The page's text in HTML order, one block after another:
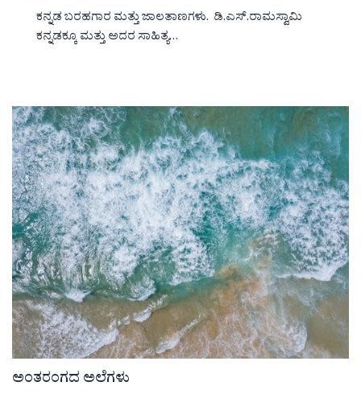
ಕನ್ನಡ ಬರಹಗಾರ ಮತ್ತು ಜಾಲತಾಣಗಳು. ಡಿ.ಎಸ್.ರಾಮಸ್ವಾಮಿ
ಕನ್ನಡಕ್ಕೂ ಮತ್ತು ಅದರ ಸಾಹಿತ್ಯ…
ಅಂತರಂಗದ ಅಲೆಗಳು